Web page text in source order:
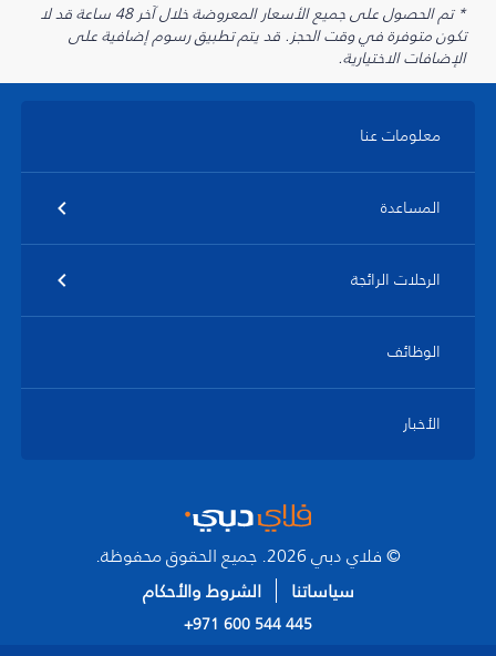
* تم الحصول على جميع الأسعار المعروضة خلال آخر 48 ساعة قد لا
تكون متوفرة في وقت الحجز. قد يتم تطبيق رسوم إضافية على
الإضافات الاختيارية.
معلومات عنا
المساعدة
الرحلات الرائجة
الوظائف
الأخبار
© فلاي دبي 2026. جميع الحقوق محفوظة.
سياساتنا
الشروط والأحكام
+971 600 544 445